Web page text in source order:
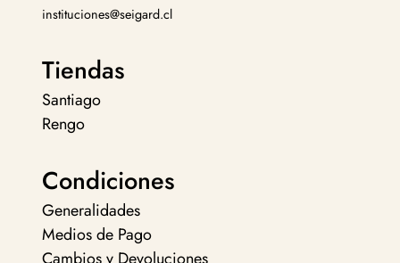
instituciones@seigard.cl
Tiendas
Santiago
Rengo
Condiciones
Generalidades
Medios de Pago